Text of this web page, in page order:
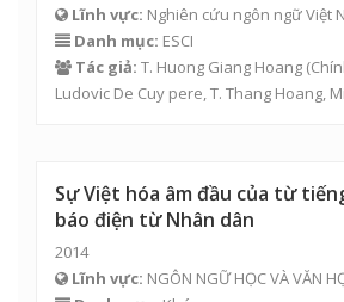
Lĩnh vực: Nghiên cứu ngôn ngữ Việt
Danh mục: ESCI
Tác giả: T. Huong Giang Hoang
Ludovic De Cuy pere,T. Thang Hoang,
Sự Việt hóa âm đầu của từ
báo điện từ Nhân dân
2014
Lĩnh vực: NGÔN NGỮ HỌC VÀ VĂN